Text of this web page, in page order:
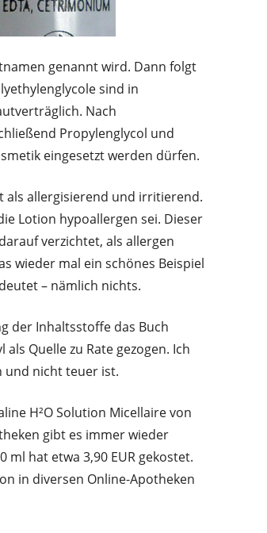
genannt wird. Dann folgt
sind in
Nach
Propylenglycol und
eingesetzt werden dürfen.
als allergisierend und irritierend.
Lotion hypoallergen sei. Dieser
verzichtet, als allergen
wieder mal ein schönes Beispiel
– nämlich nichts.
der Inhaltsstoffe das Buch
Quelle zu Rate gezogen. Ich
und nicht teuer ist.
H²O Solution Micellaire von
gibt es immer wieder
ml hat etwa 3,90 EUR gekostet.
in diversen Online-Apotheken